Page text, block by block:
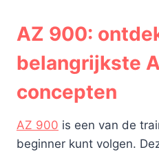
AZ 900:
belangrijkste
concepten
AZ 900 is een van de
beginner kunt volgen.